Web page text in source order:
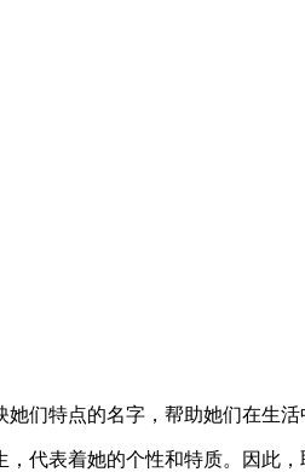
们特点的名字，帮助她们在生活
代表着她的个性和特质。因此